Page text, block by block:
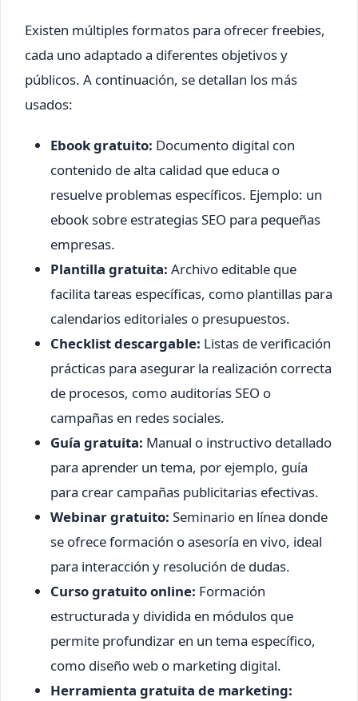
Existen múltiples formatos para ofrecer freebies,
cada uno adaptado a diferentes objetivos y
públicos. A continuación, se detallan los más
usados:
Ebook gratuito: Documento digital con
contenido de alta calidad que educa o
resuelve problemas específicos. Ejemplo: un
ebook sobre estrategias SEO para pequeñas
empresas.
Plantilla gratuita: Archivo editable que
facilita tareas específicas, como plantillas para
calendarios editoriales o presupuestos.
Checklist descargable: Listas de verificación
prácticas para asegurar la realización correcta
de procesos, como auditorías SEO o
campañas en redes sociales.
Guía gratuita: Manual o instructivo detallado
para aprender un tema, por ejemplo, guía
para crear campañas publicitarias efectivas.
Webinar gratuito: Seminario en línea donde
se ofrece formación o asesoría en vivo, ideal
para interacción y resolución de dudas.
Curso gratuito online: Formación
estructurada y dividida en módulos que
permite profundizar en un tema específico,
como diseño web o marketing digital.
Herramienta gratuita de marketing: